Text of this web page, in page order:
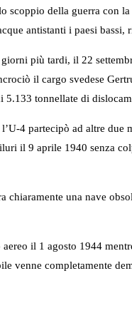
scoppio della guerra con
antistanti i paesi
più tardi, il 22
il cargo svedese
tonnellate di
4 partecipò ad altre
il 9 aprile 1940 senza
chiaramente una nave
il 1 agosto 1944
venne completamente